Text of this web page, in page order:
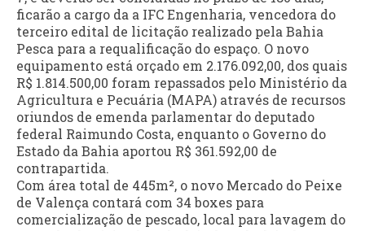
ficarão a cargo da a IFC Engenharia, vencedora do
terceiro edital de licitação realizado pela Bahia
Pesca para a requalificação do espaço. O novo
equipamento está orçado em 2.176.092,00, dos quais
R$ 1.814.500,00 foram repassados pelo Ministério da
Agricultura e Pecuária (MAPA) através de recursos
oriundos de emenda parlamentar do deputado
federal Raimundo Costa, enquanto o Governo do
Estado da Bahia aportou R$ 361.592,00 de
contrapartida.
Com área total de 445m², o novo Mercado do Peixe
de Valença contará com 34 boxes para
comercialização de pescado, local para lavagem do